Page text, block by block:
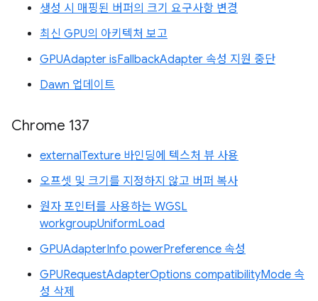
생성 시 매핑된 버퍼의 크기 요구사항 변경
최신 GPU의 아키텍처 보고
GPUAdapter isFallbackAdapter 속성 지원 중단
Dawn 업데이트
Chrome 137
externalTexture 바인딩에 텍스처 뷰 사용
오프셋 및 크기를 지정하지 않고 버퍼 복사
원자 포인터를 사용하는 WGSL
workgroupUniformLoad
GPUAdapterInfo powerPreference 속성
GPURequestAdapterOptions compatibilityMode 속
성 삭제